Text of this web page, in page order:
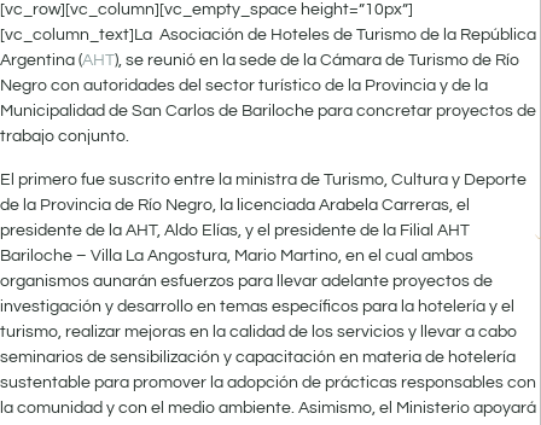
[vc_row][vc_column][vc_empty_space height=”10px”]
[vc_column_text]La Asociación de Hoteles de Turismo de la República
Argentina (AHT), se reunió en la sede de la Cámara de Turismo de Río
Negro con autoridades del sector turístico de la Provincia y de la
Municipalidad de San Carlos de Bariloche para concretar proyectos de
trabajo conjunto.
El primero fue suscrito entre la ministra de Turismo, Cultura y Deporte
de la Provincia de Río Negro, la licenciada Arabela Carreras, el
presidente de la AHT, Aldo Elías, y el presidente de la Filial AHT
Bariloche – Villa La Angostura, Mario Martino, en el cual ambos
organismos aunarán esfuerzos para llevar adelante proyectos de
investigación y desarrollo en temas específicos para la hotelería y el
turismo, realizar mejoras en la calidad de los servicios y llevar a cabo
seminarios de sensibilización y capacitación en materia de hotelería
sustentable para promover la adopción de prácticas responsables con
la comunidad y con el medio ambiente. Asimismo, el Ministerio apoyará